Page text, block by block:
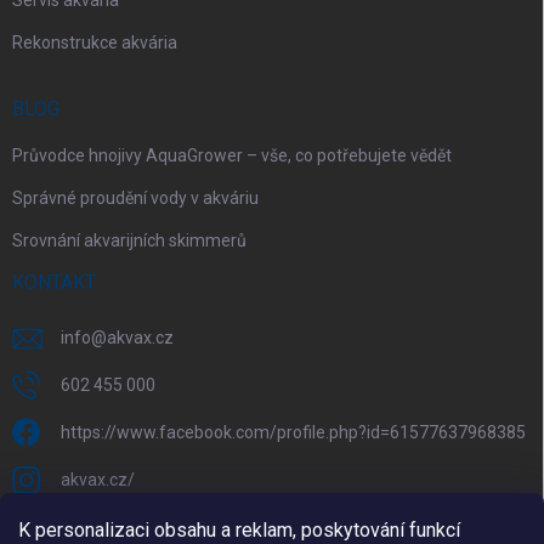
K personalizaci obsahu a reklam, poskytování funkcí
Rekonstrukce akvária
BLOG
Průvodce hnojivy AquaGrower – vše, co potřebujete vědět
Správné proudění vody v akváriu
Srovnání akvarijních skimmerů
KONTAKT
info@akvax.cz
602 455 000
https://www.facebook.com/profile.php?id=61577637968385
akvax.cz/
602 455 000